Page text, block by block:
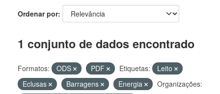
Ordenar por
1 conjunto de dados encontrado
Formatos: ODS PDF Etiquetas:
Leito
Eclusas
Barragens Energia
Organizações: